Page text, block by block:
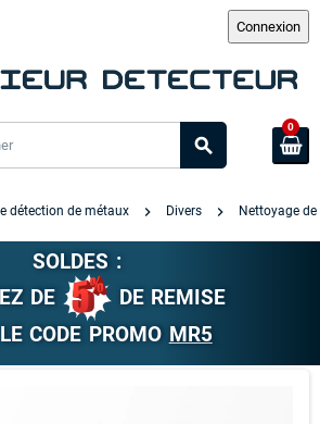
search
0
détection de métaux chevron_right Divers chevron_right Nettoyage
SOLDES :
DE
DE REMISE
CODE PROMO MR5